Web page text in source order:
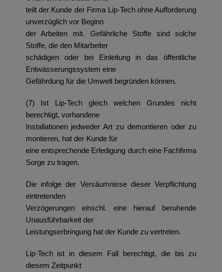
teilt der Kunde der Firma Lip-Tech ohne Aufforderung
unverzüglich vor Beginn
der Arbeiten mit. Gefährliche Stoffe sind solche
Stoffe, die den Mitarbeiter
schädigen oder bei Einleitung in das öffentliche
Entwässerungssystem eine
Gefährdung für die Umwelt begründen können.
(7) Ist Lip-Tech gleich welchen Grundes nicht
berechtigt, vorhandene
Installationen jedweder Art zu demontieren oder zu
montieren, hat der Kunde für
eine entsprechende Erledigung durch eine Fachfirma
Sorge zu tragen.
Die infolge der Versäumnisse dieser Verpflichtung
eintretenden
Verzögerungen einschl. eine hierauf beruhende
Unausführbarkeit der
Leistungserbringung hat der Kunde zu vertreten.
Lip-Tech ist in diesem Fall berechtigt, die bis zu
diesem Zeitpunkt